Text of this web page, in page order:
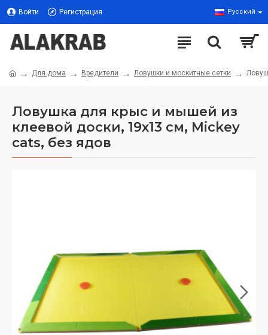
Войти Регистрация Русский
Для дома Вредители Ловушки и москитные сетки
Ловушка для крыс и мышей из
клеевой доски, 19x13 см, Miсkey
саts, без ядов